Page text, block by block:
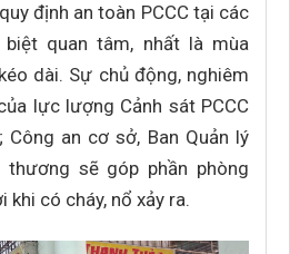
định an toàn PCCC tại các
quan tâm, nhất là mùa
dài. Sự chủ động, nghiêm
lực lượng Cảnh sát PCCC
an cơ sở, Ban Quản lý
sẽ góp phần phòng
khi có cháy, nổ xảy ra.